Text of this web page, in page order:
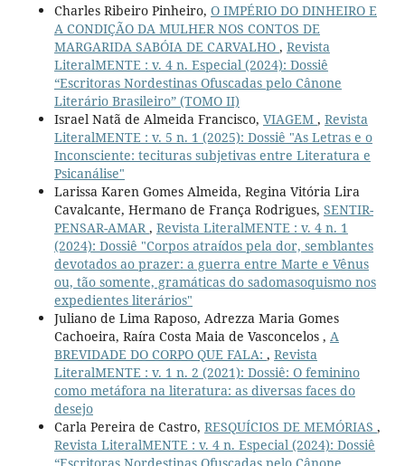
Charles Ribeiro Pinheiro, O IMPÉRIO DO DINHEIRO E
A CONDIÇÃO DA MULHER NOS CONTOS DE
MARGARIDA SABÓIA DE CARVALHO , Revista
LiteralMENTE : v. 4 n. Especial (2024): Dossiê
“Escritoras Nordestinas Ofuscadas pelo Cânone
Literário Brasileiro” (TOMO II)
Israel Natã de Almeida Francisco, VIAGEM , Revista
LiteralMENTE : v. 5 n. 1 (2025): Dossiê "As Letras e o
Inconsciente: tecituras subjetivas entre Literatura e
Psicanálise"
Larissa Karen Gomes Almeida, Regina Vitória Lira
Cavalcante, Hermano de França Rodrigues, SENTIR-
PENSAR-AMAR, Revista LiteralMENTE : v. 4 n. 1
(2024): Dossiê "Corpos atraídos pela dor, semblantes
devotados ao prazer: a guerra entre Marte e Vênus
ou, tão somente, gramáticas do sadomasoquismo nos
expedientes literários"
Juliano de Lima Raposo, Adrezza Maria Gomes
Cachoeira, Raíra Costa Maia de Vasconcelos , A
BREVIDADE DO CORPO QUE FALA: , Revista
LiteralMENTE : v. 1 n. 2 (2021): Dossiê: O feminino
como metáfora na literatura: as diversas faces do
desejo
Carla Pereira de Castro, RESQUÍCIOS DE MEMÓRIAS ,
Revista LiteralMENTE : v. 4 n. Especial (2024): Dossiê